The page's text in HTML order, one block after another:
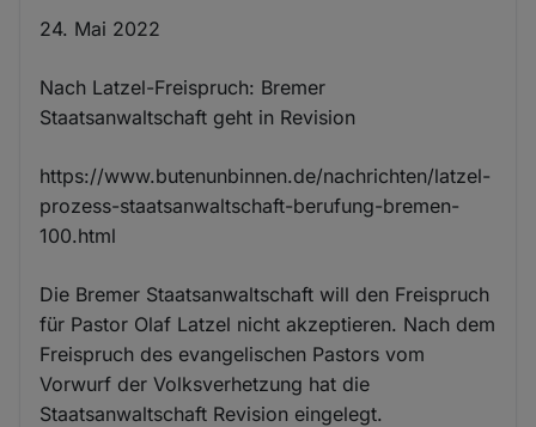
24. Mai 2022
Nach Latzel-Freispruch: Bremer
Staatsanwaltschaft geht in Revision
https://www.butenunbinnen.de/nachrichten/latzel-
prozess-staatsanwaltschaft-berufung-bremen-
100.html
Die Bremer Staatsanwaltschaft will den Freispruch
für Pastor Olaf Latzel nicht akzeptieren. Nach dem
Freispruch des evangelischen Pastors vom
Vorwurf der Volksverhetzung hat die
Staatsanwaltschaft Revision eingelegt.